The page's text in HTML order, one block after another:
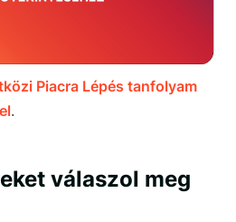
Piacra Lépés tanfolyam
.
válaszol meg